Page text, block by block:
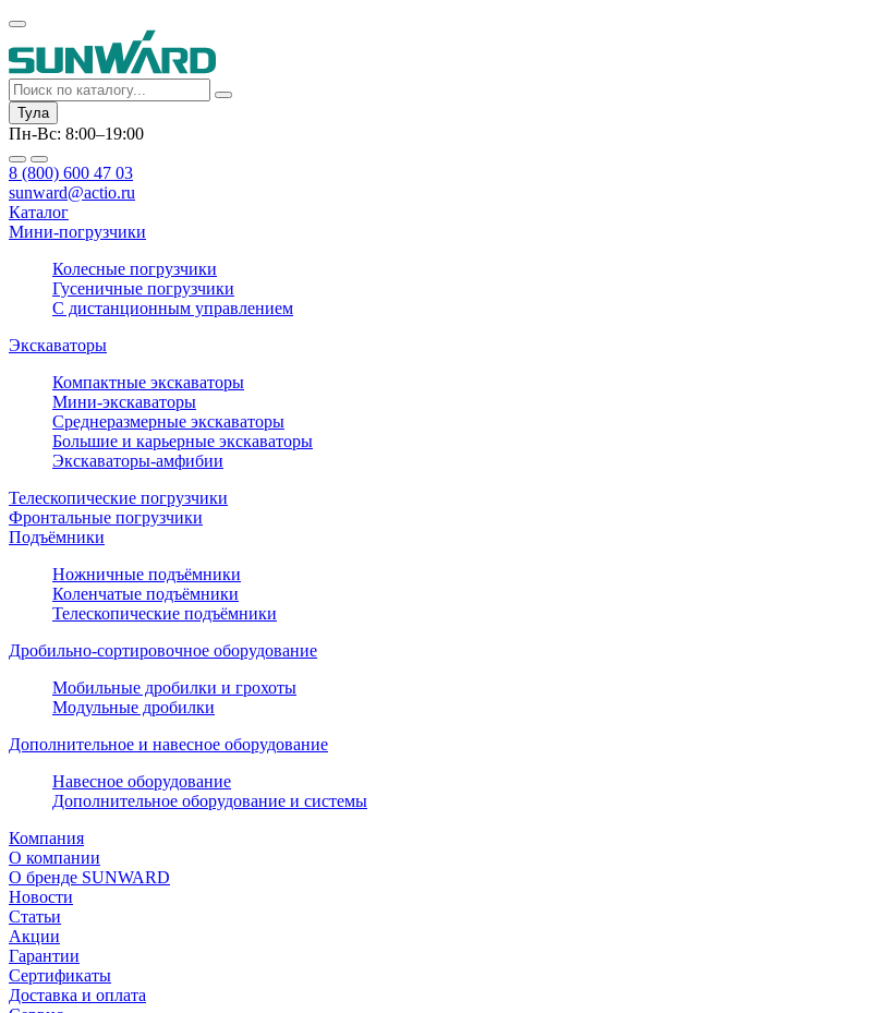
Тула
Пн-Вс: 8:00–19:00
8 (800) 600 47 03
sunward@actio.ru
Каталог
Мини-погрузчики
Колесные погрузчики
Гусеничные погрузчики
С дистанционным управлением
Экскаваторы
Компактные экскаваторы
Мини-экскаваторы
Среднеразмерные экскаваторы
Большие и карьерные экскаваторы
Экскаваторы-амфибии
Телескопические погрузчики
Фронтальные погрузчики
Подъёмники
Ножничные подъёмники
Коленчатые подъёмники
Телескопические подъёмники
Дробильно-сортировочное оборудование
Мобильные дробилки и грохоты
Модульные дробилки
Дополнительное и навесное оборудование
Навесное оборудование
Дополнительное оборудование и системы
Компания
О компании
О бренде SUNWARD
Новости
Статьи
Акции
Гарантии
Сертификаты
Доставка и оплата